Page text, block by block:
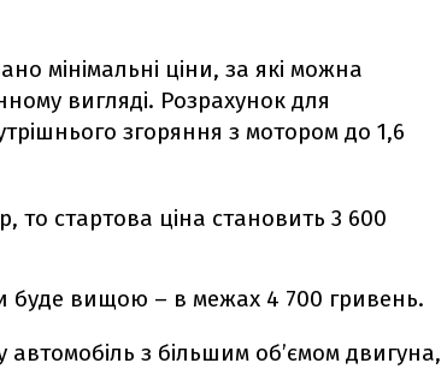
мінімальні ціни, за які можна
вигляді. Розрахунок для
згоряння з мотором до 1,6
то стартова ціна становить 3 600
буде вищою – в межах 4 700 гривень.
з більшим об’ємом двигуна,